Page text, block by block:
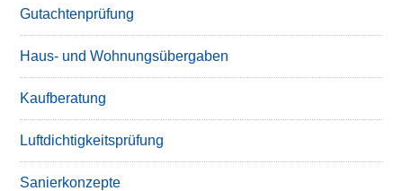
Gutachtenprüfung
Haus- und Wohnungsübergaben
Kaufberatung
Luftdichtigkeitsprüfung
Sanierkonzepte